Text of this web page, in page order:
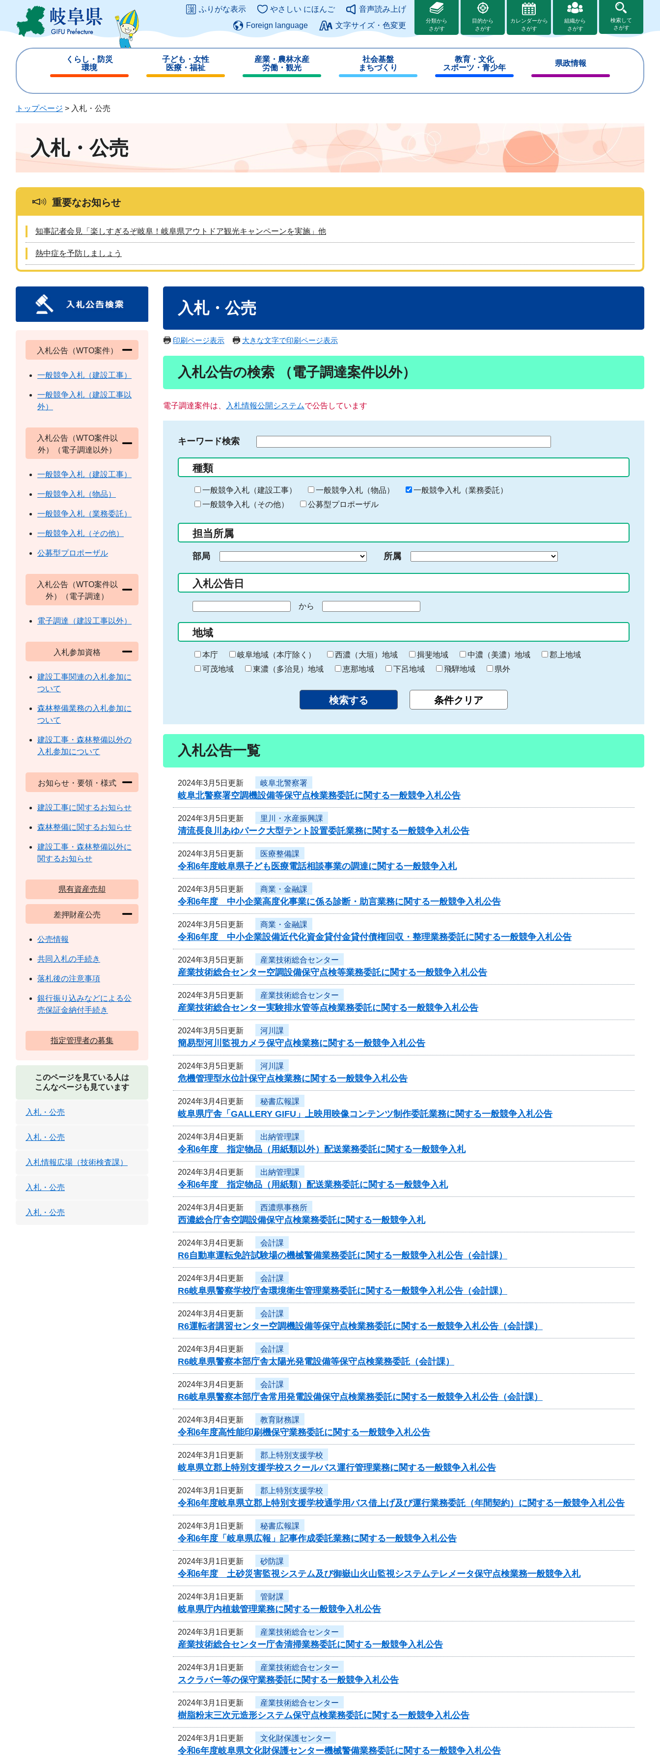
ジ
ュ
このページの本文へ
ふりがな表示 やさしい にほんご
音声読み上げ
Foreign language
文字サイズ・色変更
分類から
さがす
目的から
さがす
カレンダーから
さがす
組織から
さがす
検索して
さがす
くらし・防災
環境
じ
子ども・女性
医療・福祉
じ
産業・農林水産
労働・観光
じ
社会基盤
まちづくり
じ
教育・文化
スポーツ・青少年
じ
県政情報
じ
トップページ > 入札・公売
入札・公売
重要なお知らせ
知事記者会見「楽しすぎるぞ岐阜！岐阜県アウトドア観光キャンペーンを実施」他
熱中症を予防しましょう
入札・公売
印刷ページ表示 大きな文字で印刷ページ表示
入札公告の検索 （電子調達案件以外）
電子調達案件は、 入札情報公開システムで公告しています
キーワード検索
る
キ
ー
ー
入
力
種類
一般競争入札（建設工事） 一般競争入札（物品）
一般競争入札（業務委託）
一般競争入札（その他）
公募型プロポーザル
担当所属
部局 所属
入札公告日
の
始
ま
り
から
終
わ
り
地域
本庁 岐阜地域（本庁除く） 西濃（大垣）地域 揖斐地域 中濃（美濃）地域
郡上地域
可茂地域
東濃（多治見）地域 恵那地域 下呂地域 飛騨地域 県外
入札公告一覧
2024年3月5日更新 岐阜北警察署
岐阜北警察署空調機設備等保守点検業務委託に関する一般競争入札公告
2024年3月5日更新 里川・水産振興課
清流長良川あゆパーク大型テント設置委託業務に関する一般競争入札公告
2024年3月5日更新 医療整備課
令和6年度岐阜県子ども医療電話相談事業の調達に関する一般競争入札
2024年3月5日更新 商業・金融課
令和6年度 中小企業高度化事業に係る診断・助言業務に関する一般競争入札公告
2024年3月5日更新 商業・金融課
令和6年度 中小企業設備近代化資金貸付金貸付債権回収・整理業務委託に関する一般競争入札公告
2024年3月5日更新 産業技術総合センター
産業技術総合センター空調設備保守点検等業務委託に関する一般競争入札公告
2024年3月5日更新 産業技術総合センター
産業技術総合センター実験排水管等点検業務委託に関する一般競争入札公告
2024年3月5日更新 河川課
簡易型河川監視カメラ保守点検業務に関する一般競争入札公告
2024年3月5日更新 河川課
危機管理型水位計保守点検業務に関する一般競争入札公告
2024年3月4日更新 秘書広報課
岐阜県庁舎「GALLERY GIFU」上映用映像コンテンツ制作委託業務に関する一般競争入札公告
2024年3月4日更新 出納管理課
令和6年度 指定物品（用紙類以外）配送業務委託に関する一般競争入札
2024年3月4日更新 出納管理課
令和6年度 指定物品（用紙類）配送業務委託に関する一般競争入札
2024年3月4日更新 西濃県事務所
西濃総合庁舎空調設備保守点検業務委託に関する一般競争入札
2024年3月4日更新 会計課
R6自動車運転免許試験場の機械警備業務委託に関する一般競争入札公告（会計課）
2024年3月4日更新 会計課
R6岐阜県警察学校庁舎環境衛生管理業務委託に関する一般競争入札公告（会計課）
2024年3月4日更新 会計課
R6運転者講習センター空調機設備等保守点検業務委託に関する一般競争入札公告（会計課）
2024年3月4日更新 会計課
R6岐阜県警察本部庁舎太陽光発電設備等保守点検業務委託（会計課）
2024年3月4日更新 会計課
R6岐阜県警察本部庁舎常用発電設備保守点検業務委託に関する一般競争入札公告（会計課）
2024年3月4日更新 教育財務課
令和6年度高性能印刷機保守業務委託に関する一般競争入札公告
2024年3月1日更新 郡上特別支援学校
岐阜県立郡上特別支援学校スクールバス運行管理業務に関する一般競争入札公告
2024年3月1日更新 郡上特別支援学校
令和6年度岐阜県立郡上特別支援学校通学用バス借上げ及び運行業務委託（年間契約）に関する一般競争入札公告
2024年3月1日更新 秘書広報課
令和6年度「岐阜県広報」記事作成委託業務に関する一般競争入札公告
2024年3月1日更新 砂防課
令和6年度 土砂災害監視システム及び御嶽山火山監視システムテレメータ保守点検業務一般競争入札
2024年3月1日更新 管財課
岐阜県庁内植栽管理業務に関する一般競争入札公告
2024年3月1日更新 産業技術総合センター
産業技術総合センター庁舎清掃業務委託に関する一般競争入札公告
2024年3月1日更新 産業技術総合センター
スクラバー等の保守業務委託に関する一般競争入札公告
2024年3月1日更新 産業技術総合センター
樹脂粉末三次元造形システム保守点検業務委託に関する一般競争入札公告
2024年3月1日更新 文化財保護センター
令和6年度岐阜県文化財保護センター機械警備業務委託に関する一般競争入札公告
入札公告（WTO案件）
一般競争入札（建設工事）
一般競争入札（建設工事以
外）
入札公告（WTO案件以
外）（電子調達以外）
一般競争入札（建設工事）
一般競争入札（物品）
一般競争入札（業務委託）
一般競争入札（その他）
公募型プロポーザル
入札公告（WTO案件以
外）（電子調達）
電子調達（建設工事以外）
入札参加資格
建設工事関連の入札参加に
ついて
森林整備業務の入札参加に
ついて
建設工事・森林整備以外の
入札参加について
お知らせ・要領・様式
建設工事に関するお知らせ
森林整備に関するお知らせ
建設工事・森林整備以外に
関するお知らせ
県有資産売却
差押財産公売
公売情報
共同入札の手続き
落札後の注意事項
銀行振り込みなどによる公
売保証金納付手続き
指定管理者の募集
このページを見ている人は
こんなページも見ています
入札・公売
入札・公売
入札情報広場（技術検査課）
入札・公売
入札・公売